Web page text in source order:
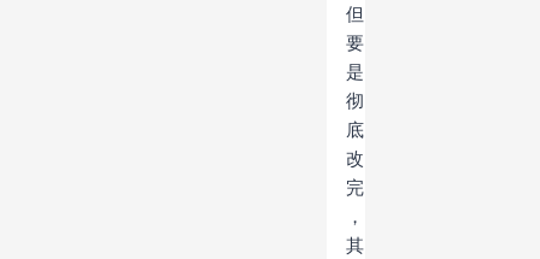
但
要
是
彻
底
改
完
，
其